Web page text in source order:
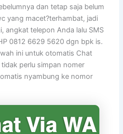
dan tetap saja belum
yang macet?terhambat, jadi
angkat telepon Anda lalu SMS
0812 6629 5620 dgn bpk is.
ini untuk otomatis Chat
perlu simpan nomer
nyambung ke nomor